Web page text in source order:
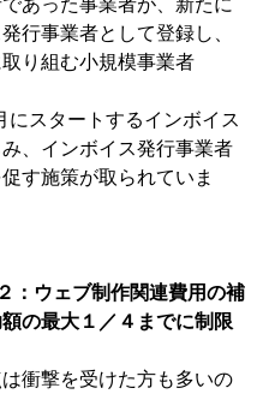
あった事業者が、新たに
行事業者として登録し、
り組む小規模事業者
にスタートするインボイス
、インボイス発行事業者
す施策が取られていま
：ウェブ制作関連費用の補
の最大１／４までに制限
衝撃を受けた方も多いの